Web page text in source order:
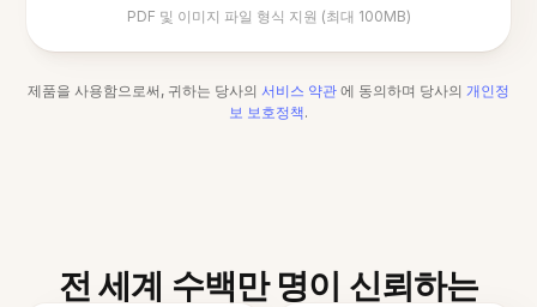
PDF 및 이미지 파일 형식 지원 (최대 100MB)
제품을 사용함으로써, 귀하는 당사의 서비스 약관 에 동의하며 당사의 개인정
보 보호정책.
전 세계 수백만 명이 신뢰하는